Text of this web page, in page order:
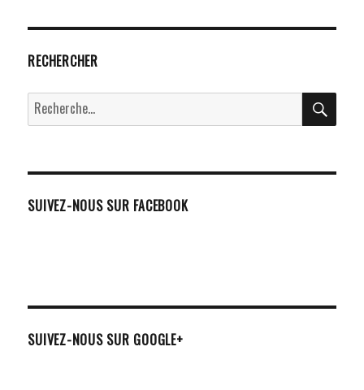
RECHERCHER
Recherche
pour :
SUIVEZ-NOUS SUR FACEBOOK
SUIVEZ-NOUS SUR GOOGLE+